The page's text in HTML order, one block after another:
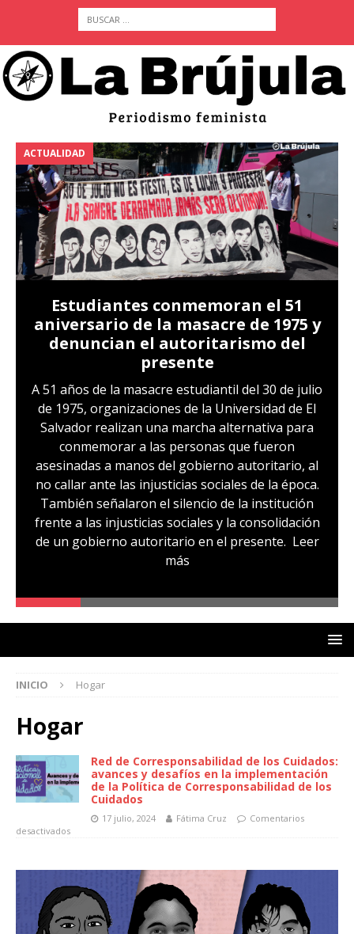
ACTUALIDAD
Estudiantes conmemoran el 51
aniversario de la masacre de 1975 y
denuncian el autoritarismo del
presente
A 51 años de la masacre estudiantil del 30 de julio
de 1975, organizaciones de la Universidad de El
Salvador realizan una marcha alternativa para
conmemorar a las personas que fueron
asesinadas a manos del gobierno autoritario, al
no callar ante las injusticias sociales de la época.
También señalaron el silencio de la institución
frente a las injusticias sociales y la consolidación
de un gobierno autoritario en el presente. Leer
más
INICIO Hogar
Hogar
Red de Corresponsabilidad de los Cuidados:
avances y desafíos en la implementación
de la Política de Corresponsabilidad de los
Cuidados
17 julio, 2024 Fátima Cruz
Comentarios
desactivados